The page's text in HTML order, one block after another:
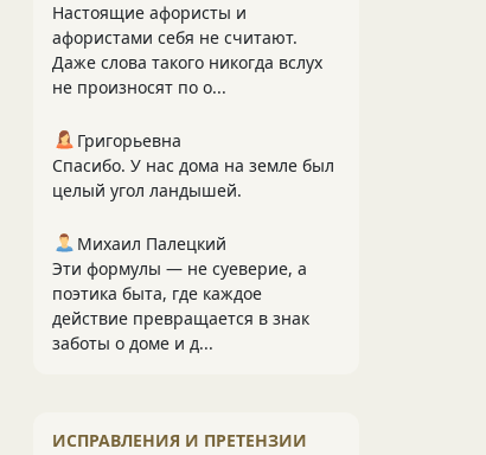
Настоящие афористы и
афористами себя не считают.
Даже слова такого никогда вслух
не произносят по о...
Григорьевна
Спасибо. У нас дома на земле был
целый угол ландышей.
Михаил Палецкий
Эти формулы — не суеверие, а
поэтика быта, где каждое
действие превращается в знак
заботы о доме и д...
ИСПРАВЛЕНИЯ И ПРЕТЕНЗИИ